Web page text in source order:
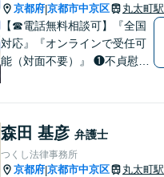
京都府|京都市中京区 丸太町駅
【☎︎電話無料相談可】『全国
対応』『オンラインで受任可
能（対面不要）』 ❶不貞慰謝
命令にも対応） ❸交通事故
（追突被害救済に特化） 不
貞・離婚・追突被害の解決は
森田 基彦 弁護士
つくし法律事務所
京都府|京都市中京区 丸太町駅